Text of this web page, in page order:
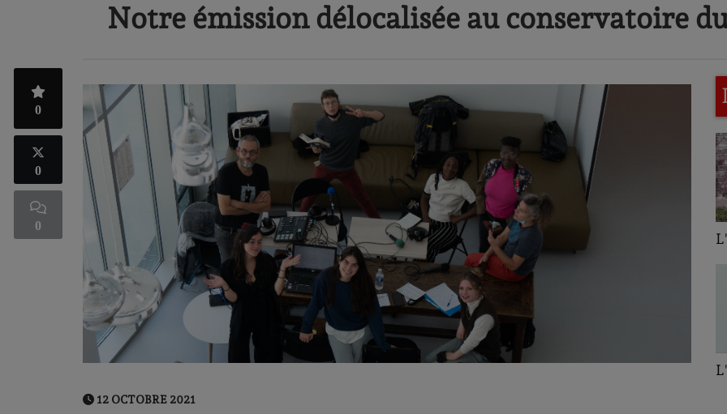
Notre émission délocalisée au conservatoire
0
0
0
12 OCTOBRE 2021